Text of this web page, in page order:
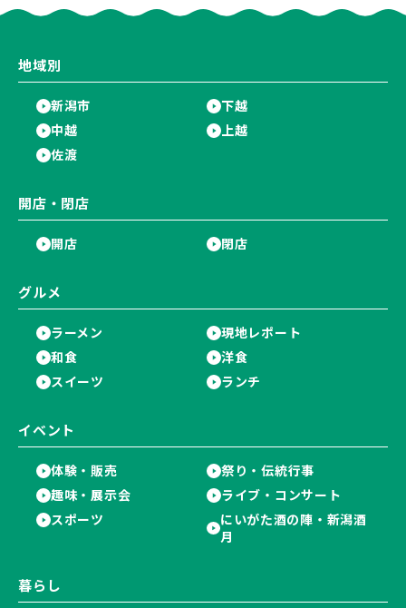
♪
地域別
新潟市
下越
中越
上越
佐渡
開店・閉店
開店 閉店
グルメ
ラーメン
現地レポート
和食
洋食
スイーツ
ランチ
イベント
体験・販売
祭り・伝統行事
趣味・展示会
ライブ・コンサート
スポーツ
にいがた酒の陣・新潟酒
月
暮らし